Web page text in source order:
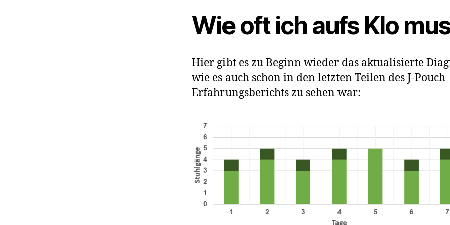
Wie oft ich aufs Klo
Hier gibt es zu Beginn wieder das aktualisierte
wie es auch schon in den letzten Teilen des J-Pouch
Erfahrungsberichts zu sehen war: